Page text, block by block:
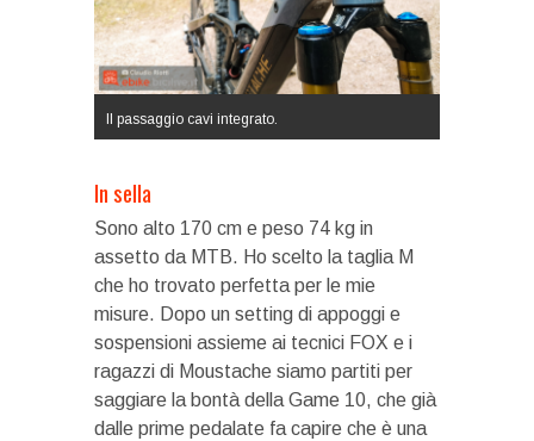
Il passaggio cavi integrato.
In sella
Sono alto 170 cm e peso 74 kg in
assetto da MTB. Ho scelto la taglia M
che ho trovato perfetta per le mie
misure. Dopo un setting di appoggi e
sospensioni assieme ai tecnici FOX e i
ragazzi di Moustache siamo partiti per
saggiare la bontà della Game 10, che già
dalle prime pedalate fa capire che è una